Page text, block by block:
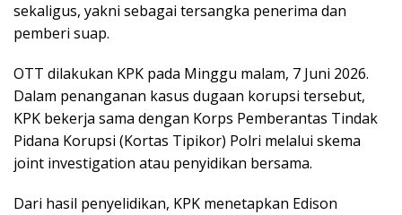
sekaligus, yakni sebagai tersangka penerima dan
pemberi suap.
OTT dilakukan KPK pada Minggu malam, 7 Juni 2026.
Dalam penanganan kasus dugaan korupsi tersebut,
KPK bekerja sama dengan Korps Pemberantas Tindak
Pidana Korupsi (Kortas Tipikor) Polri melalui skema
joint investigation atau penyidikan bersama.
Dari hasil penyelidikan, KPK menetapkan Edison